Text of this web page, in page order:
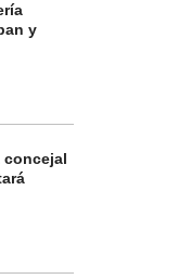
y
concejal